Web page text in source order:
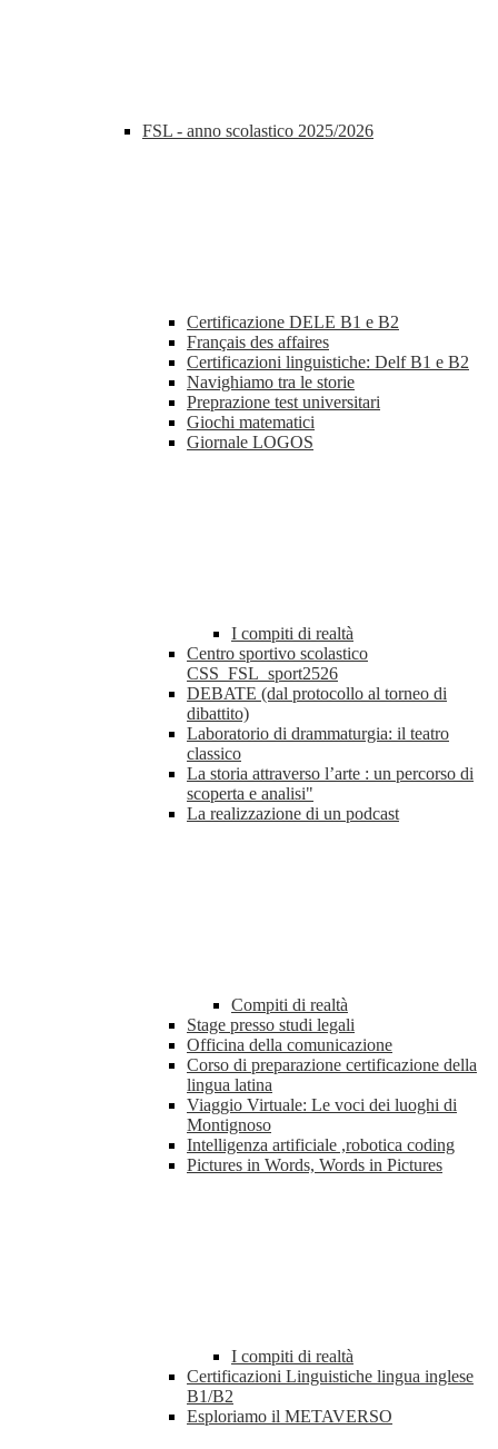
FSL - anno scolastico 2025/2026
Certificazione DELE B1 e B2
Français des affaires
Certificazioni linguistiche: Delf B1 e B2
Navighiamo tra le storie
Preprazione test universitari
Giochi matematici
Giornale LOGOS
I compiti di realtà
Centro sportivo scolastico
CSS_FSL_sport2526
DEBATE (dal protocollo al torneo di
dibattito)
Laboratorio di drammaturgia: il teatro
classico
La storia attraverso l’arte : un percorso di
scoperta e analisi"
La realizzazione di un podcast
Compiti di realtà
Stage presso studi legali
Officina della comunicazione
Corso di preparazione certificazione della
lingua latina
Viaggio Virtuale: Le voci dei luoghi di
Montignoso
Intelligenza artificiale ,robotica coding
Pictures in Words, Words in Pictures
I compiti di realtà
Certificazioni Linguistiche lingua inglese
B1/B2
Esploriamo il METAVERSO